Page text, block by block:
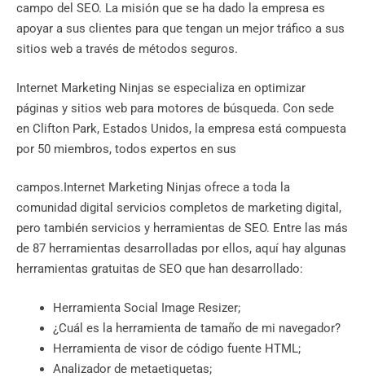
campo del SEO. La misión que se ha dado la empresa es
apoyar a sus clientes para que tengan un mejor tráfico a sus
sitios web a través de métodos seguros.
Internet Marketing Ninjas se especializa en optimizar
páginas y sitios web para motores de búsqueda. Con sede
en Clifton Park, Estados Unidos, la empresa está compuesta
por 50 miembros, todos expertos en sus
campos.Internet Marketing Ninjas ofrece a toda la
comunidad digital servicios completos de marketing digital,
pero también servicios y herramientas de SEO. Entre las más
de 87 herramientas desarrolladas por ellos, aquí hay algunas
herramientas gratuitas de SEO que han desarrollado:
Herramienta Social Image Resizer;
¿Cuál es la herramienta de tamaño de mi navegador?
Herramienta de visor de código fuente HTML;
Analizador de metaetiquetas;